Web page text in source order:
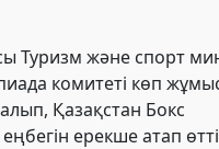
Туризм және спорт
комитеті көп
Қазақстан Бокс
ерекше атап